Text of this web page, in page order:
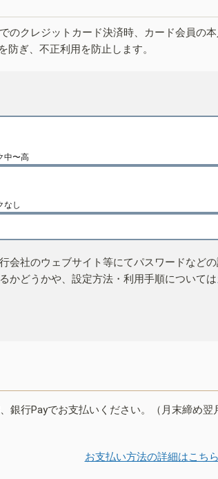
のクレジットカード決済時、カード会員の
ぎ、不正利用を防止します。
中〜高
なし
会社のウェブサイト等にてパスワードなど
かどうかや、設定方法・利用手順については
銀行Payでお支払いください。（月末締め翌
お支払い方法の詳細はこちら